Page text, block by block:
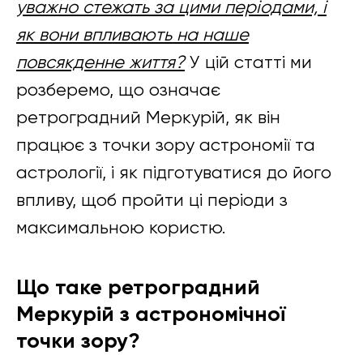
уважно стежать за цими періодами, і
як вони впливають на наше
повсякденне життя?У цій статті ми
розберемо, що означає
ретроградний Меркурій, як він
працює з точки зору астрономії та
астрології, і як підготуватися до його
впливу, щоб пройти ці періоди з
максимальною користю.
Що таке ретроградний
Меркурій з астрономічної
точки зору?